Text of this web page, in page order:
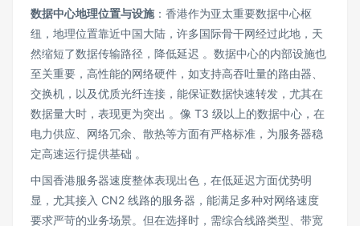
数据中心地理位置与设施：香港作为亚太重要数据中心枢
纽，地理位置靠近中国大陆，许多国际骨干网经过此地，天
然缩短了数据传输路径，降低延迟 。数据中心的内部设施也
至关重要，高性能的网络硬件，如支持高吞吐量的路由器、
交换机，以及优质光纤连接，能保证数据快速转发，尤其在
数据量大时，表现更为突出 。像 T3 级以上的数据中心，在
电力供应、网络冗余、散热等方面有严格标准，为服务器稳
定高速运行提供基础 。
中国香港服务器速度整体表现出色，在低延迟方面优势明
显，尤其接入 CN2 线路的服务器，能满足多种对网络速度
要求严苛的业务场景。但在选择时，需综合线路类型、带宽